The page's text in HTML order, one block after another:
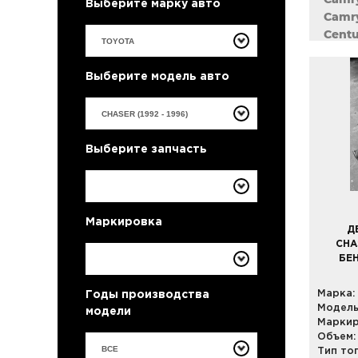
Выберите марку авто
Выберите модель авто
Выберите запчасть
Маркировка
Годы производства
модели
ВСЕ
Porte
Prius
Марка:
Объем:
Тип